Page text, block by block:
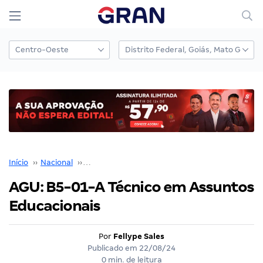
Início ›› Nacional ››
AGU: B5-01-A Técnico em Assuntos
Educacionais
Por Fellype Sales
Publicado em 22/08/24
0 min. de leitura